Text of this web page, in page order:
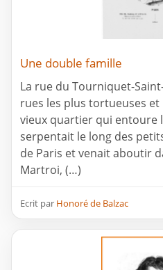
Une double famille
La rue du Tourniquet-
rues les plus tortueuses
vieux quartier qui entoure
serpentait le long des
de Paris et venait aboutir
Martroi, (…)
Ecrit par Honoré de Balzac